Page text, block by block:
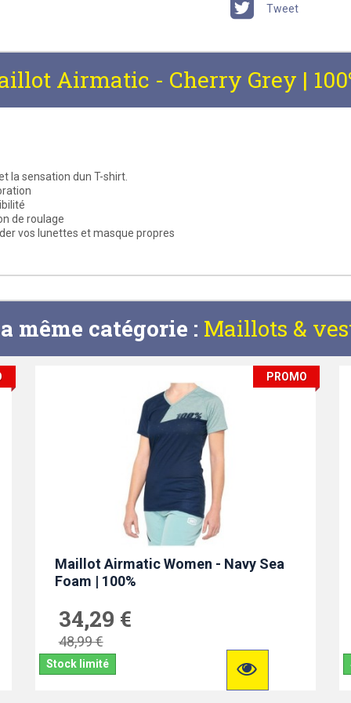
Tweet
Airmatic - Cherry Grey |
la sensation dun T-shirt.
de roulage
vos lunettes et masque propres
même catégorie : Maillots &
PROMO
Maillot Airmatic Women - Navy Sea
Foam | 100%
34,29 €
48,99 €
Stock limité